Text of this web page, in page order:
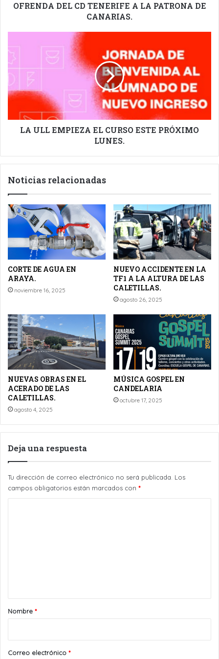
OFRENDA DEL CD TENERIFE A LA PATRONA DE
CANARIAS.
EMPIEZA
EL
CURSO
ESTE
PRÓXIMO
LA ULL EMPIEZA EL CURSO ESTE PRÓXIMO
LUNES.
Noticias relacionadas
CORTE DE AGUA EN
ARAYA.
noviembre 16, 2025
NUEVO ACCIDENTE EN LA
TF1 A LA ALTURA DE LAS
CALETILLAS.
agosto 26, 2025
NUEVAS OBRAS EN EL
ACERADO DE LAS
CALETILLAS.
agosto 4, 2025
MÚSICA GOSPEL EN
CANDELARIA
octubre 17, 2025
Deja una respuesta
Tu dirección de correo electrónico no será publicada. Los
campos obligatorios están marcados con *
r
*
Nombre *
Correo electrónico *